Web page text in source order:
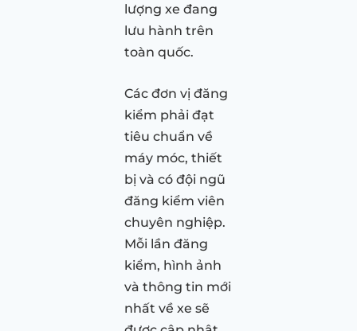
lượng xe đang
lưu hành trên
toàn quốc.
Các đơn vị đăng
kiểm phải đạt
tiêu chuẩn về
máy móc, thiết
bị và có đội ngũ
đăng kiểm viên
chuyên nghiệp.
Mỗi lần đăng
kiểm, hình ảnh
và thông tin mới
nhất về xe sẽ